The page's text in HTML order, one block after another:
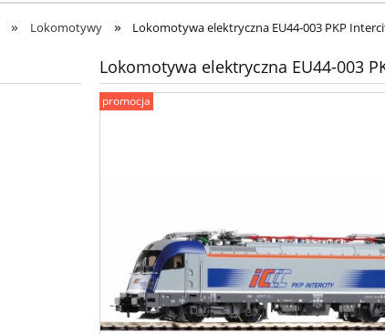
» Lokomotywy » Lokomotywa elektryczna EU44-003 PKP
Lokomotywa elektryczna EU44-003
promocja